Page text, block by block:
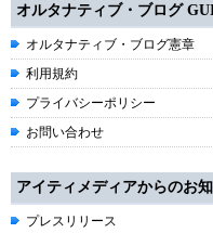
オルタナティブ・ブログ
オルタナティブ・ブログ憲章
利用規約
プライバシーポリシー
お問い合わせ
アイティメディアからのお
プレスリリース